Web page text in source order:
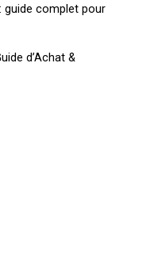
guide complet pour
d’Achat &